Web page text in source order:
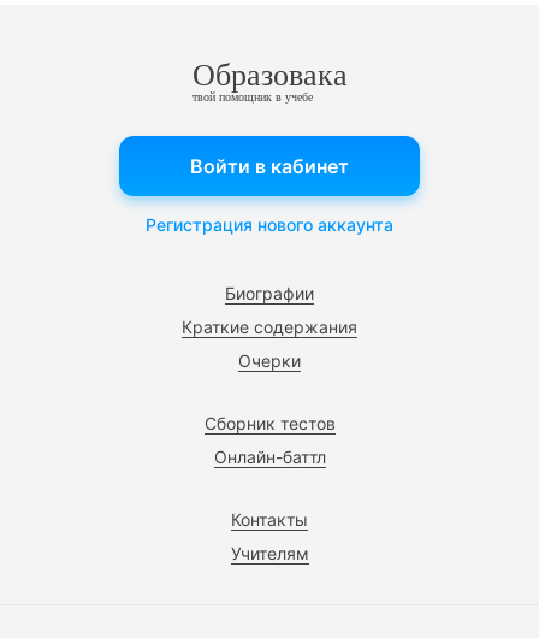
Образовака
твой помощник в учебе
Биографии
Краткие содержания
Очерки
Сборник тестов
Онлайн-баттл
Контакты
Учителям
Войти в кабинет
Регистрация нового аккаунта